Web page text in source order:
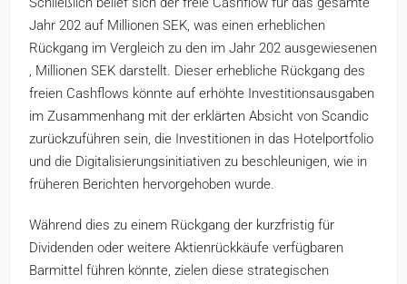
Jahr 202 auf Millionen SEK, was einen erheblichen
Rückgang im Vergleich zu den im Jahr 202 ausgewiesenen
, Millionen SEK darstellt. Dieser erhebliche Rückgang des
freien Cashflows könnte auf erhöhte Investitionsausgaben
im Zusammenhang mit der erklärten Absicht von Scandic
zurückzuführen sein, die Investitionen in das Hotelportfolio
und die Digitalisierungsinitiativen zu beschleunigen, wie in
früheren Berichten hervorgehoben wurde.
Während dies zu einem Rückgang der kurzfristig für
Dividenden oder weitere Aktienrückkäufe verfügbaren
Barmittel führen könnte, zielen diese strategischen